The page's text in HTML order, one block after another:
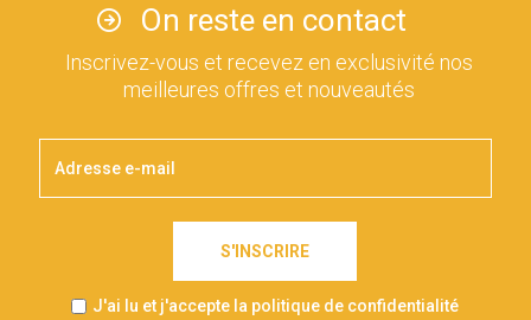
On reste en contact
Inscrivez-vous et recevez en exclusivité nos
meilleures offres et nouveautés
S'INSCRIRE
J'ai lu et j'accepte la politique de confidentialité